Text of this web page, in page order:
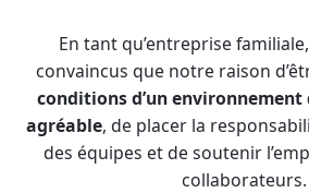
En tant qu’entreprise
convaincus que notre raison
conditions d’un
agréable, de placer la
des équipes et de soutenir
collaborateurs.